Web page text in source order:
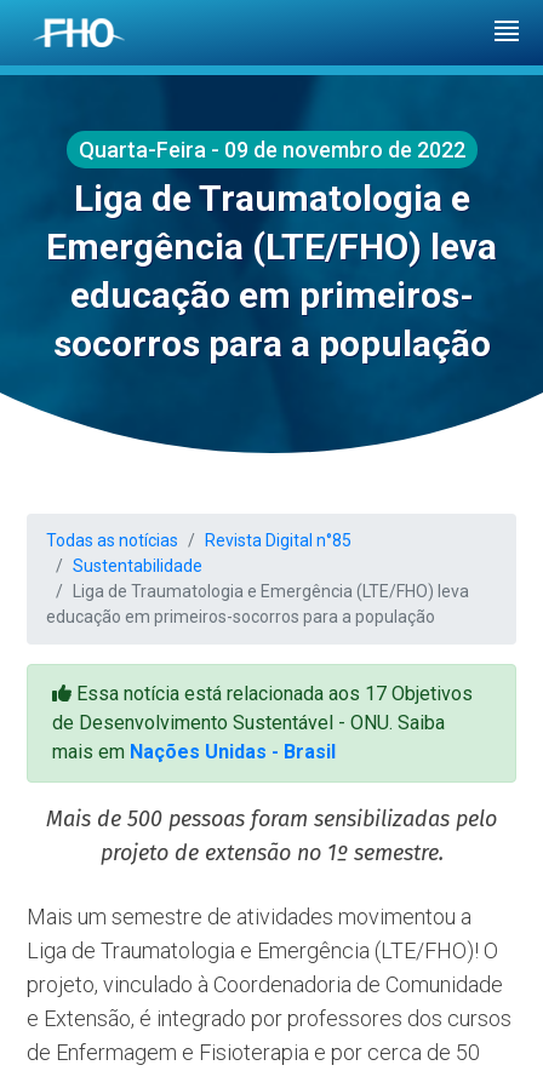
Quarta-Feira - 09 de novembro de 2022
Liga de Traumatologia e
Emergência (LTE/FHO) leva
educação em primeiros-
socorros para a população
Todas as notícias
Revista Digital n°85
Sustentabilidade
Liga de Traumatologia e Emergência (LTE/FHO) leva
educação em primeiros-socorros para a população
Essa notícia está relacionada aos 17 Objetivos
de Desenvolvimento Sustentável - ONU. Saiba
mais em Nações Unidas - Brasil
Mais de 500 pessoas foram sensibilizadas pelo
projeto de extensão no 1º semestre.
Mais um semestre de atividades movimentou a
Liga de Traumatologia e Emergência (LTE/FHO)! O
projeto, vinculado à Coordenadoria de Comunidade
e Extensão, é integrado por professores dos cursos
de Enfermagem e Fisioterapia e por cerca de 50